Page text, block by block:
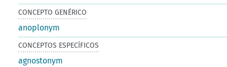
CONCEPTO GENÉRICO
anoplonym
CONCEPTOS ESPECÍFICOS
agnostonym